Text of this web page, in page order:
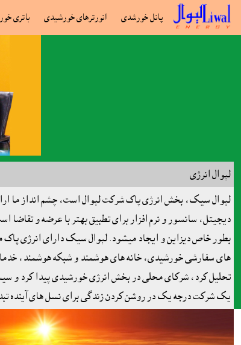
پانل خورشدى انورترهاى خورشيدى باتری
لېوال انرژى
لېوال سيک، بخش انرژی پاک شرکت لېوال است، چشم انداز ما
ديجيتل، سانسور و نرم افزار برای تطبيق بهتر با عرضه و
یک شرکت درجه یک در روشن کردن زندگی برای نسل های آینده